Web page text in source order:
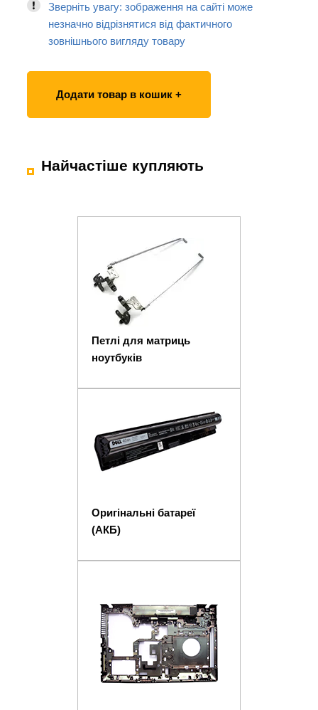
Зверніть увагу: зображення на сайті може
незначно відрізнятися від фактичного
зовнішнього вигляду товару
Додати товар в кошик +
Найчастіше купляють
Петлі для матриць
ноутбуків
Оригінальні батареї
(АКБ)